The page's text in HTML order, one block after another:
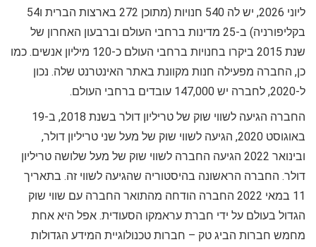
ליוני 2026, יש לה 540 חנויות (מתוכן 272 בארצות הברית ו54
בקליפורניה) ב-25 מדינות ברחבי העולם וברבעון האחרון של
שנת 2015 ביקרו בחנויות ברחבי העולם כ-120 מיליון אנשים. כמו
כן, החברה מפעילה חנות מקוונת באתר האינטרנט שלה. נכון
ל-2020, לחברה יש 147,000 עובדים ברחבי העולם.
החברה הגיעה לשווי שוק של טריליון דולר בשנת 2018, ב-19
באוגוסט 2020, הגיעה לשווי שוק של מעל שני טריליון דולר,
ובינואר 2022 הגיעה החברה לשווי שוק של מעל שלושה טריליון
דולר. החברה הראשונה בהיסטוריה שהגיעה לשווי זה. בתאריך
11 במאי 2022 החברה הודחה מהתואר החברה עם שווי שוק
הגדול בעולם על ידי חברת עראמקו הסעודית. אפל היא אחת
מחמש חברות הביג טק – חברות טכנולוגיית המידע הגדולות